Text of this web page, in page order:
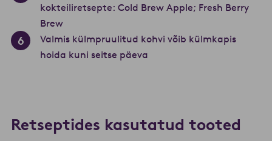
kokteiliretsepte: Cold Brew Apple; Fresh Berry
Brew
Valmis külmpruulitud kohvi võib külmkapis
hoida kuni seitse päeva
Retseptides kasutatud tooted